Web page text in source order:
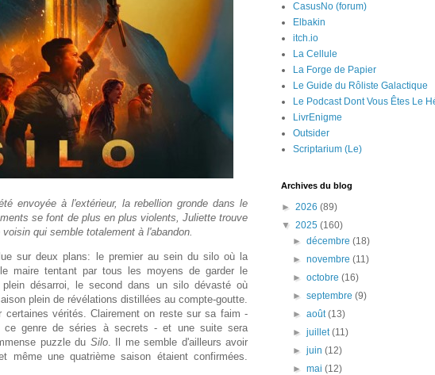
envoyée à l'extérieur, la rebellion gronde dans le
se font de plus en plus violents, Juliette trouve
qui semble totalement à l'abandon.
sur deux plans: le premier au sein du silo où la
maire tentant par tous les moyens de garder le
plein désarroi, le second dans un silo dévasté où
plein de révélations distillées au compte-goutte.
certaines vérités. Clairement on reste sur sa faim -
genre de séries à secrets - et une suite sera
puzzle du Silo. Il me semble d'ailleurs avoir
même une quatrième saison étaient confirmées.
CasusNo (forum)
Elbakin
itch.io
La Cellule
La Forge de Papier
Le Guide du Rôliste Galactique
Le Podcast Dont Vous Êtes Le
LivrEnigme
Outsider
Scriptarium (Le)
Archives du blog
► 2026 (89)
▼ 2025 (160)
►décembre(18)
►novembre(11)
►octobre(16)
►septembre(9)
►août(13)
►juillet(11)
►juin(12)
►mai(12)